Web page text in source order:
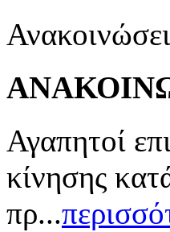
Αγαπητοί
κίνησης
πρ...